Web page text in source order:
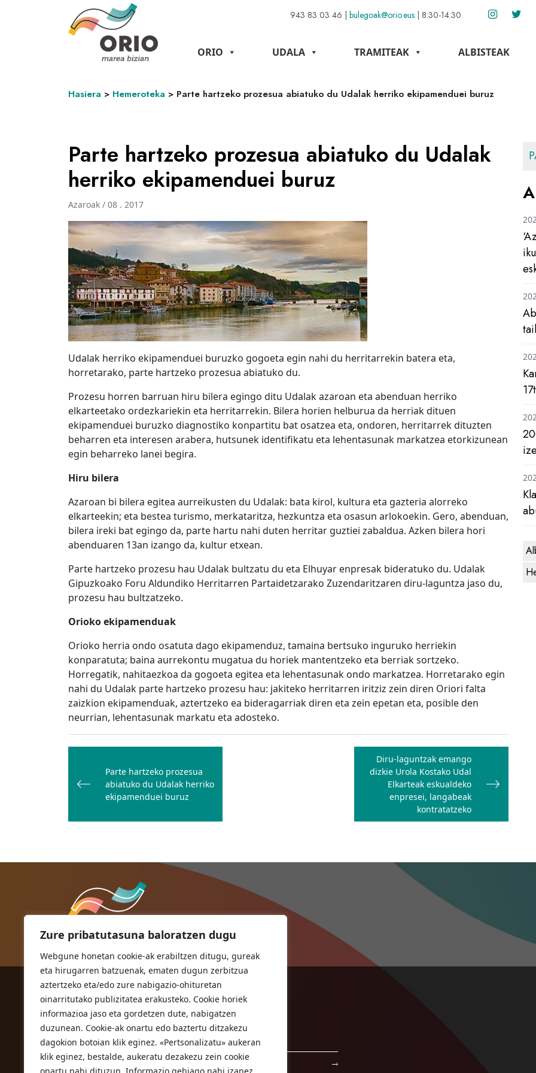
Zure pribatutasuna baloratzen dugu
Webgune honetan cookie-ak erabiltzen ditugu, gureak
eta hirugarren batzuenak, ematen dugun zerbitzua
aztertzeko eta/edo zure nabigazio-ohituretan
oinarritutako publizitatea erakusteko. Cookie horiek
informazioa jaso eta gordetzen dute, nabigatzen
duzunean. Cookie-ak onartu edo baztertu ditzakezu
dagokion botoian klik eginez. «Pertsonalizatu» aukeran
klik eginez, bestalde, aukeratu dezakezu zein cookie
943 83 03 46 | bulegoak@orio.eus | 8:30-14:30
ORIO UDALA TRAMITEAK ALBISTEAK
Hasiera > Hemeroteka > Parte hartzeko prozesua abiatuko du Udalak herriko ekipamenduei buruz
Parte hartzeko prozesua abiatuko du Udalak
herriko ekipamenduei buruz
Azaroak / 08 . 2017
Udalak herriko ekipamenduei buruzko gogoeta egin nahi du herritarrekin batera eta,
horretarako, parte hartzeko prozesua abiatuko du.
Prozesu horren barruan hiru bilera egingo ditu Udalak azaroan eta abenduan herriko
elkarteetako ordezkariekin eta herritarrekin. Bilera horien helburua da herriak dituen
ekipamenduei buruzko diagnostiko konpartitu bat osatzea eta, ondoren, herritarrek dituzten
beharren eta interesen arabera, hutsunek identifikatu eta lehentasunak markatzea etorkizunean
egin beharreko lanei begira.
Hiru bilera
Azaroan bi bilera egitea aurreikusten du Udalak: bata kirol, kultura eta gazteria alorreko
elkarteekin; eta bestea turismo, merkataritza, hezkuntza eta osasun arlokoekin. Gero, abenduan,
bilera ireki bat egingo da, parte hartu nahi duten herritar guztiei zabaldua. Azken bilera hori
abenduaren 13an izango da, kultur etxean.
Parte hartzeko prozesu hau Udalak bultzatu du eta Elhuyar enpresak bideratuko du. Udalak
Gipuzkoako Foru Aldundiko Herritarren Partaidetzarako Zuzendaritzaren diru-laguntza jaso du,
prozesu hau bultzatzeko.
Orioko ekipamenduak
Orioko herria ondo osatuta dago ekipamenduz, tamaina bertsuko inguruko herriekin
konparatuta; baina aurrekontu mugatua du horiek mantentzeko eta berriak sortzeko.
Horregatik, nahitaezkoa da gogoeta egitea eta lehentasunak ondo markatzea. Horretarako egin
nahi du Udalak parte hartzeko prozesu hau: jakiteko herritarren iritziz zein diren Oriori falta
zaizkion ekipamenduak, aztertzeko ea bideragarriak diren eta zein epetan eta, posible den
neurrian, lehentasunak markatu eta adosteko.
Bidalketetan
zehar
nabigatu
Parte hartzeko prozesua
abiatuko du Udalak herriko
ekipamenduei buruz
Diru-laguntzak emango
dizkie Urola Kostako Udal
Elkarteak eskualdeko
enpresei, langabeak
kontratatzeko
ORIOKO UDALA
Herriko plaza,1
20810 Orio (Gipuzkoa)
T. 943 83 03 46
bulegoak@orio.eus